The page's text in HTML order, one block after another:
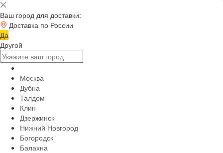
Ваш город для доставки:
Доставка по России
Да
Другой
Москва
Дубна
Талдом
Клин
Дзержинск
Нижний Новгород
Богородск
Балахна